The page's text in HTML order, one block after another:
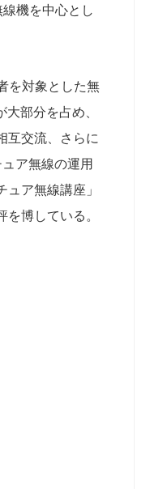
機を中心とし
を対象とした無
部分を占め、
互交流、さらに
ア無線の運用
ア無線講座」
博している。